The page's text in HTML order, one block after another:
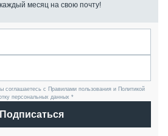
месяц на свою почту!
соглашаетесь с Правилами пользования и Политикой
персональных данных *
Подписаться